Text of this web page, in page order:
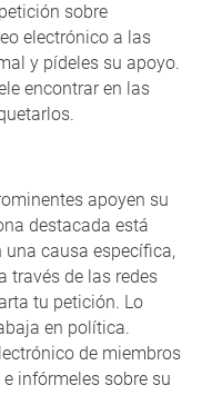
sobre
electrónico a las
y pídeles su apoyo.
encontrar en las
apoyen su
destacada está
causa específica,
través de las redes
tu petición. Lo
en política.
de miembros
infórmeles sobre su